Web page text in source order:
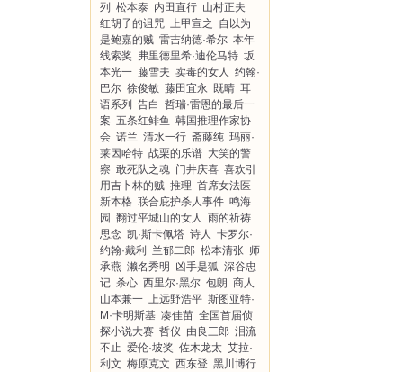
列
松本泰 内田直行 山村正夫
红胡子的诅咒 上甲宣之
自以为
是鲍嘉的贼 雷吉纳德·希尔 本年
线索奖 弗里德里希·迪伦马特 坂
本光一 藤雪夫 卖毒的女人 约翰·
巴尔 徐俊敏 藤田宜永 既晴 耳
语系列
告白 哲瑞·雷恩的最后一
案 五条红鲱鱼 韩国推理作家协
会 诺兰 清水一行 斋藤纯 玛丽·
莱因哈特 战栗的乐谱 大笑的警
察 敢死队之魂 门井庆喜 喜欢引
用吉卜林的贼 推理 首席女法医
新本格 联合庇护杀人事件 鸣海
园 翻过平城山的女人 雨的祈祷
思念 凯·斯卡佩塔 诗人 卡罗尔·
约翰·戴利
兰郁二郎 松本清张 师
承燕 濑名秀明 凶手是狐 深谷忠
记 杀心 西里尔·黑尔 包朗 商人
山本兼一 上远野浩平 斯图亚特·
M·卡明斯基 凑佳苗 全国首届侦
探小说大赛 哲仪 由良三郎 泪流
不止 爱伦·坡奖 佐木龙太 艾拉·
利文 梅原克文 西东登 黑川博行